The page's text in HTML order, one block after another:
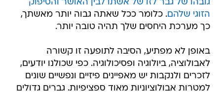
גובהו של גבר לזו של אשתו לבין האושר והסיפוק
הזוגי שלהם. כלומר ככל שאתה גבוה יותר מאשתך,
כך מערכת היחסים שלך תהיה טובה יותר.
באופן לא מפתיע, הסיבה לתופעה זו קשורה
לאבולוציה, ביולוגיה ופסיכולוגיה. כפי שכולנו יודעים,
לזכרים ולנקבות יש מאפיינים פיזיים ונפשיים שונים
למטרות אבולוציוניות מאוד ספציפיות. גברים גדולים